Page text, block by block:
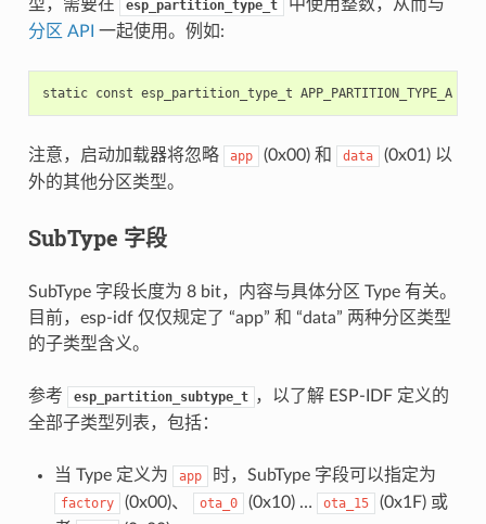
型，需要在 esp_partition_type_t
中使用整数，从而与
分区 API 一起使用。例如:
static const esp_partition_type_t APP_PARTITION_TYPE_A
注意，启动加载器将忽略 app (0x00) 和 data
(0x01) 以
外的其他分区类型。
SubType 字段
SubType 字段长度为 8 bit，内容与具体分区 Type 有关。
目前，esp-idf 仅仅规定了 “app” 和 “data” 两种分区类型
的子类型含义。
参考 esp_partition_subtype_t ，以了解 ESP-IDF 定义的
全部子类型列表，包括：
当 Type 定义为 app 时，SubType 字段可以指定为
factory (0x00)、 ota_0 (0x10) … ota_15
(0x1F) 或